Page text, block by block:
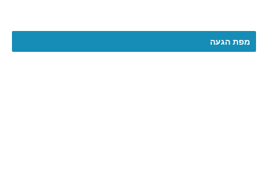
מפת הגעה